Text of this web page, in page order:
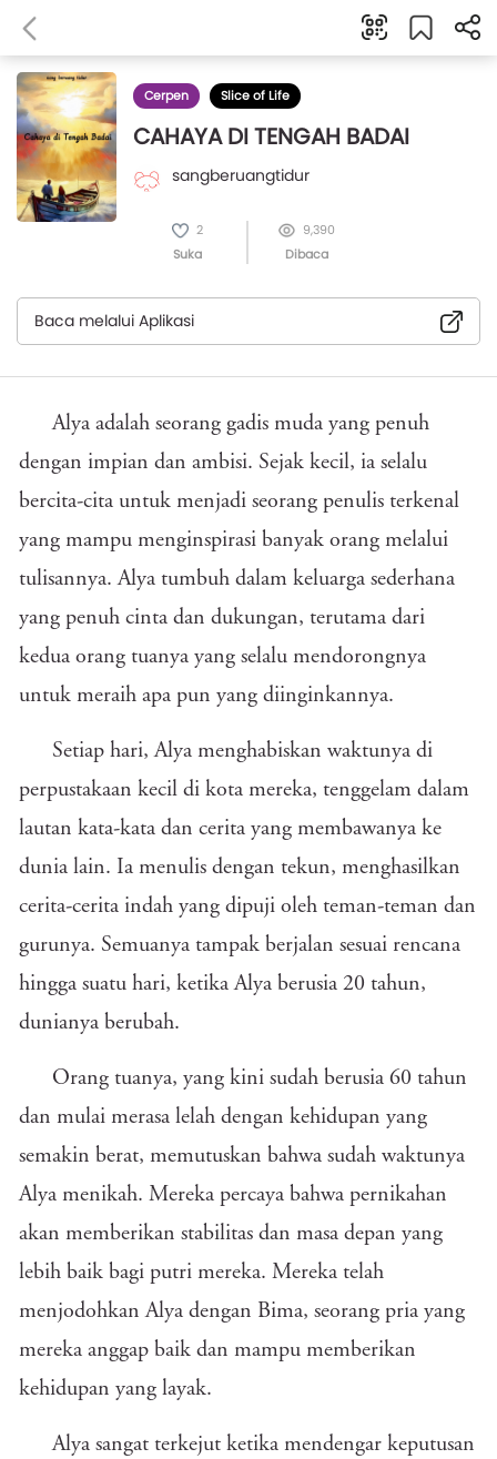
Cerpen Slice of Life
CAHAYA DI TENGAH BADAI
sangberuangtidur
2
Suka
9,390
Dibaca
Baca melalui Aplikasi
Alya adalah seorang gadis muda yang penuh
dengan impian dan ambisi. Sejak kecil, ia selalu
bercita-cita untuk menjadi seorang penulis terkenal
yang mampu menginspirasi banyak orang melalui
tulisannya. Alya tumbuh dalam keluarga sederhana
yang penuh cinta dan dukungan, terutama dari
kedua orang tuanya yang selalu mendorongnya
untuk meraih apa pun yang diinginkannya.
Setiap hari, Alya menghabiskan waktunya di
perpustakaan kecil di kota mereka, tenggelam dalam
lautan kata-kata dan cerita yang membawanya ke
dunia lain. Ia menulis dengan tekun, menghasilkan
cerita-cerita indah yang dipuji oleh teman-teman dan
gurunya. Semuanya tampak berjalan sesuai rencana
hingga suatu hari, ketika Alya berusia 20 tahun,
dunianya berubah.
Orang tuanya, yang kini sudah berusia 60 tahun
dan mulai merasa lelah dengan kehidupan yang
semakin berat, memutuskan bahwa sudah waktunya
Alya menikah. Mereka percaya bahwa pernikahan
akan memberikan stabilitas dan masa depan yang
lebih baik bagi putri mereka. Mereka telah
menjodohkan Alya dengan Bima, seorang pria yang
mereka anggap baik dan mampu memberikan
kehidupan yang layak.
Alya sangat terkejut ketika mendengar keputusan